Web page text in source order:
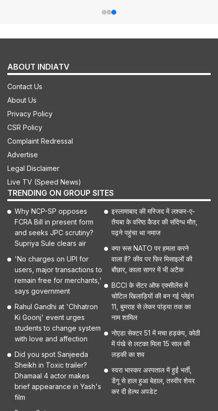
ABOUT INDIATV
Contact Us
About Us
Privacy Policy
CSR Policy
Complaint Redressal
Advertise
Legal Disclaimer
Live TV (Speed News)
TRENDING ON GROUP SITES
Why NCP-SP opposes
FCRA Bill in present form
and seeks JPC scrutiny?
Supriya Sule clears air
'No charges on UPI for
users, major transactions to
remain free for merchants,'
says government
Rahul Gandhi at 'Chhatron
Ki Goonj' event urges
students to change system
with love and affection
Did you spot Sanjeeda
Sheikh in Toxic trailer?
Dhamaal 4 actor makes
brief appearance in Yash's
film
इस्लामाबाद की मस्जिद में लश्कर-ए-
तैयबा के वरिष्ठ कैडर की संदिग्ध मौत,
पढ़ने पहुंचा था नमाज
क्या रूस NATO पर हमला करने
वाला है? कीव पर फिर मिसाइलों की
बौछार, काला सागर में भी अटैक
BCCI के सेंटर ऑफ एक्सीलेंस में
चोटिल खिलाड़ियों की बन गई प्लेइंग
11, बुमराह से लेकर पांड्या तक का
नाम शामिल
नोएडा सेक्टर 51 में मचा हड़कंप, कोठी
में पंखे से लटका मिला 15 साल की
लड़की का शव
स्वरा भास्कर अस्पताल में हुईं भर्ती,
डेंगू से हाल हुआ बेहाल, तस्वीर शेयर
कर दी हेल्थ अपडेट